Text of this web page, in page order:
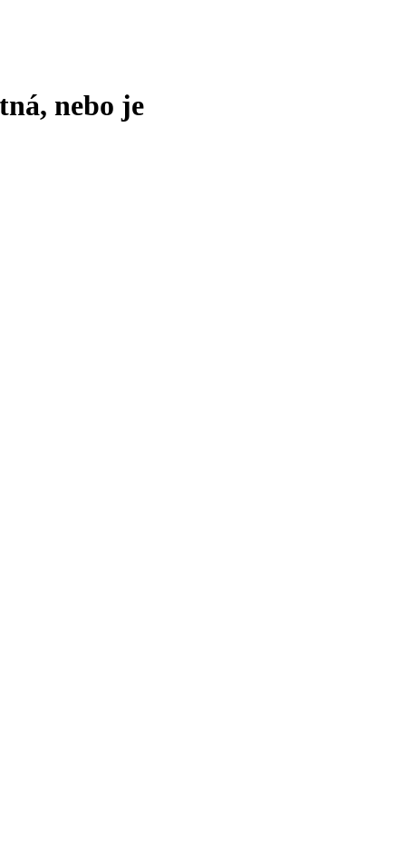
nebo je